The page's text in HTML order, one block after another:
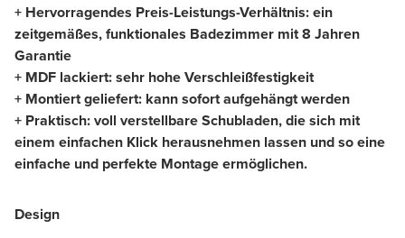
+ Hervorragendes Preis-Leistungs-Verhältnis: ein
zeitgemäßes, funktionales Badezimmer mit 8 Jahren
Garantie
+ MDF lackiert: sehr hohe Verschleißfestigkeit
+ Montiert geliefert: kann sofort aufgehängt werden
+ Praktisch: voll verstellbare Schubladen, die sich mit
einem einfachen Klick herausnehmen lassen und so eine
einfache und perfekte Montage ermöglichen.
Design